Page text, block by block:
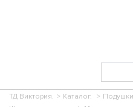
ТД Виктория. > Каталог. >